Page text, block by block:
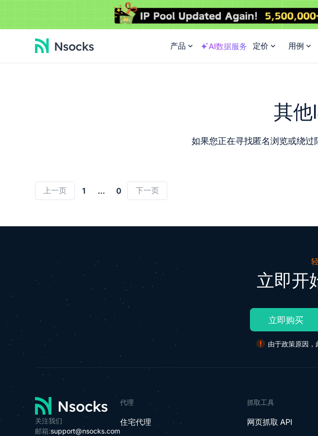
产品 AI数据服务 定价 用例
其他
如果您正在寻找匿名浏览或绕过
上一页 1 ... 0 下一页
立即开
立即购买
由于政策原因，
关注我们
邮箱:support@nsocks.com
代理
住宅代理
抓取工具
网页抓取 API